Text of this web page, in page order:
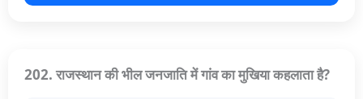
202. राजस्थान की भील जनजाति में गांव का मुखिया कहलाता है?